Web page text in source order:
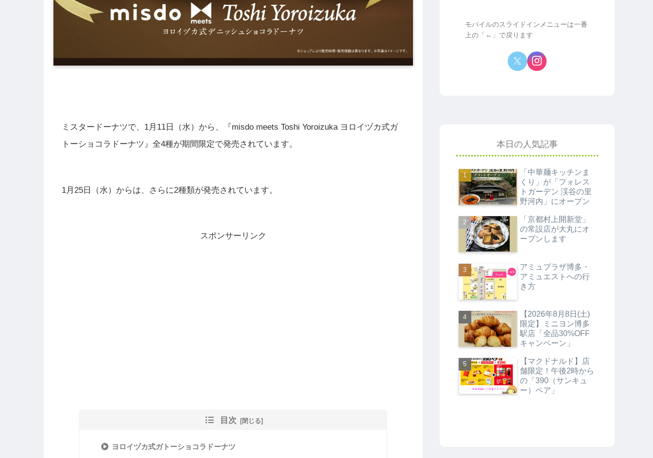
ミスタードーナツで、1月11日（水）から、『misdo meets Toshi Yoroizuka ヨロイヅカ式ガ
トーショコラドーナツ』全4種が期間限定で発売されています。
1月25日（水）からは、さらに2種類が発売されています。
スポンサーリンク
目次
ヨロイヅカ式ガトーショコラドーナツ
モバイルのスライドインメニューは一番
上の「←」で戻ります
本日の人気記事
「中華麺キッチンま
くり」が「フォレス
トガーデン 渓谷の里
野河内」にオープン
「京都村上開新堂」
の常設店が大丸にオ
ープンします
アミュプラザ博多・
アミュエストへの行
き方
【2026年8月8日(土)
限定】ミニヨン博多
駅店「全品30%OFF
キャンペーン」
【マクドナルド】店
舗限定！午後2時から
の「390（サンキュ
ー）ペア」